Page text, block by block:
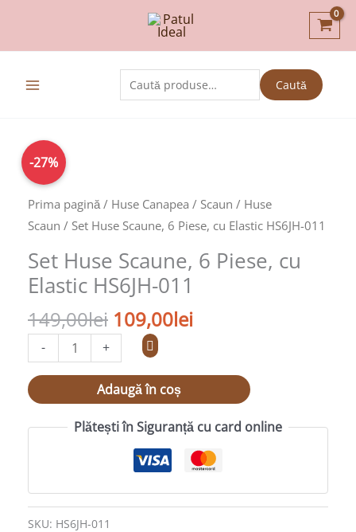
content
Caută
după:
Caută
-27%
Prima pagină/ Huse Canapea / Scaun / Huse
Scaun / Set Huse Scaune, 6 Piese, cu Elastic HS6JH-011
Set Huse Scaune, 6 Piese, cu
Elastic HS6JH-011
149,00lei
a
fost:
109,00lei
este:
109,00lei.
-
Cantitate
Set
Huse
Scaune,
Piese,
cu
HS6JH-
011
+
Adaugă în coș
Plătești în Siguranță cu card online
SKU: HS6JH-011